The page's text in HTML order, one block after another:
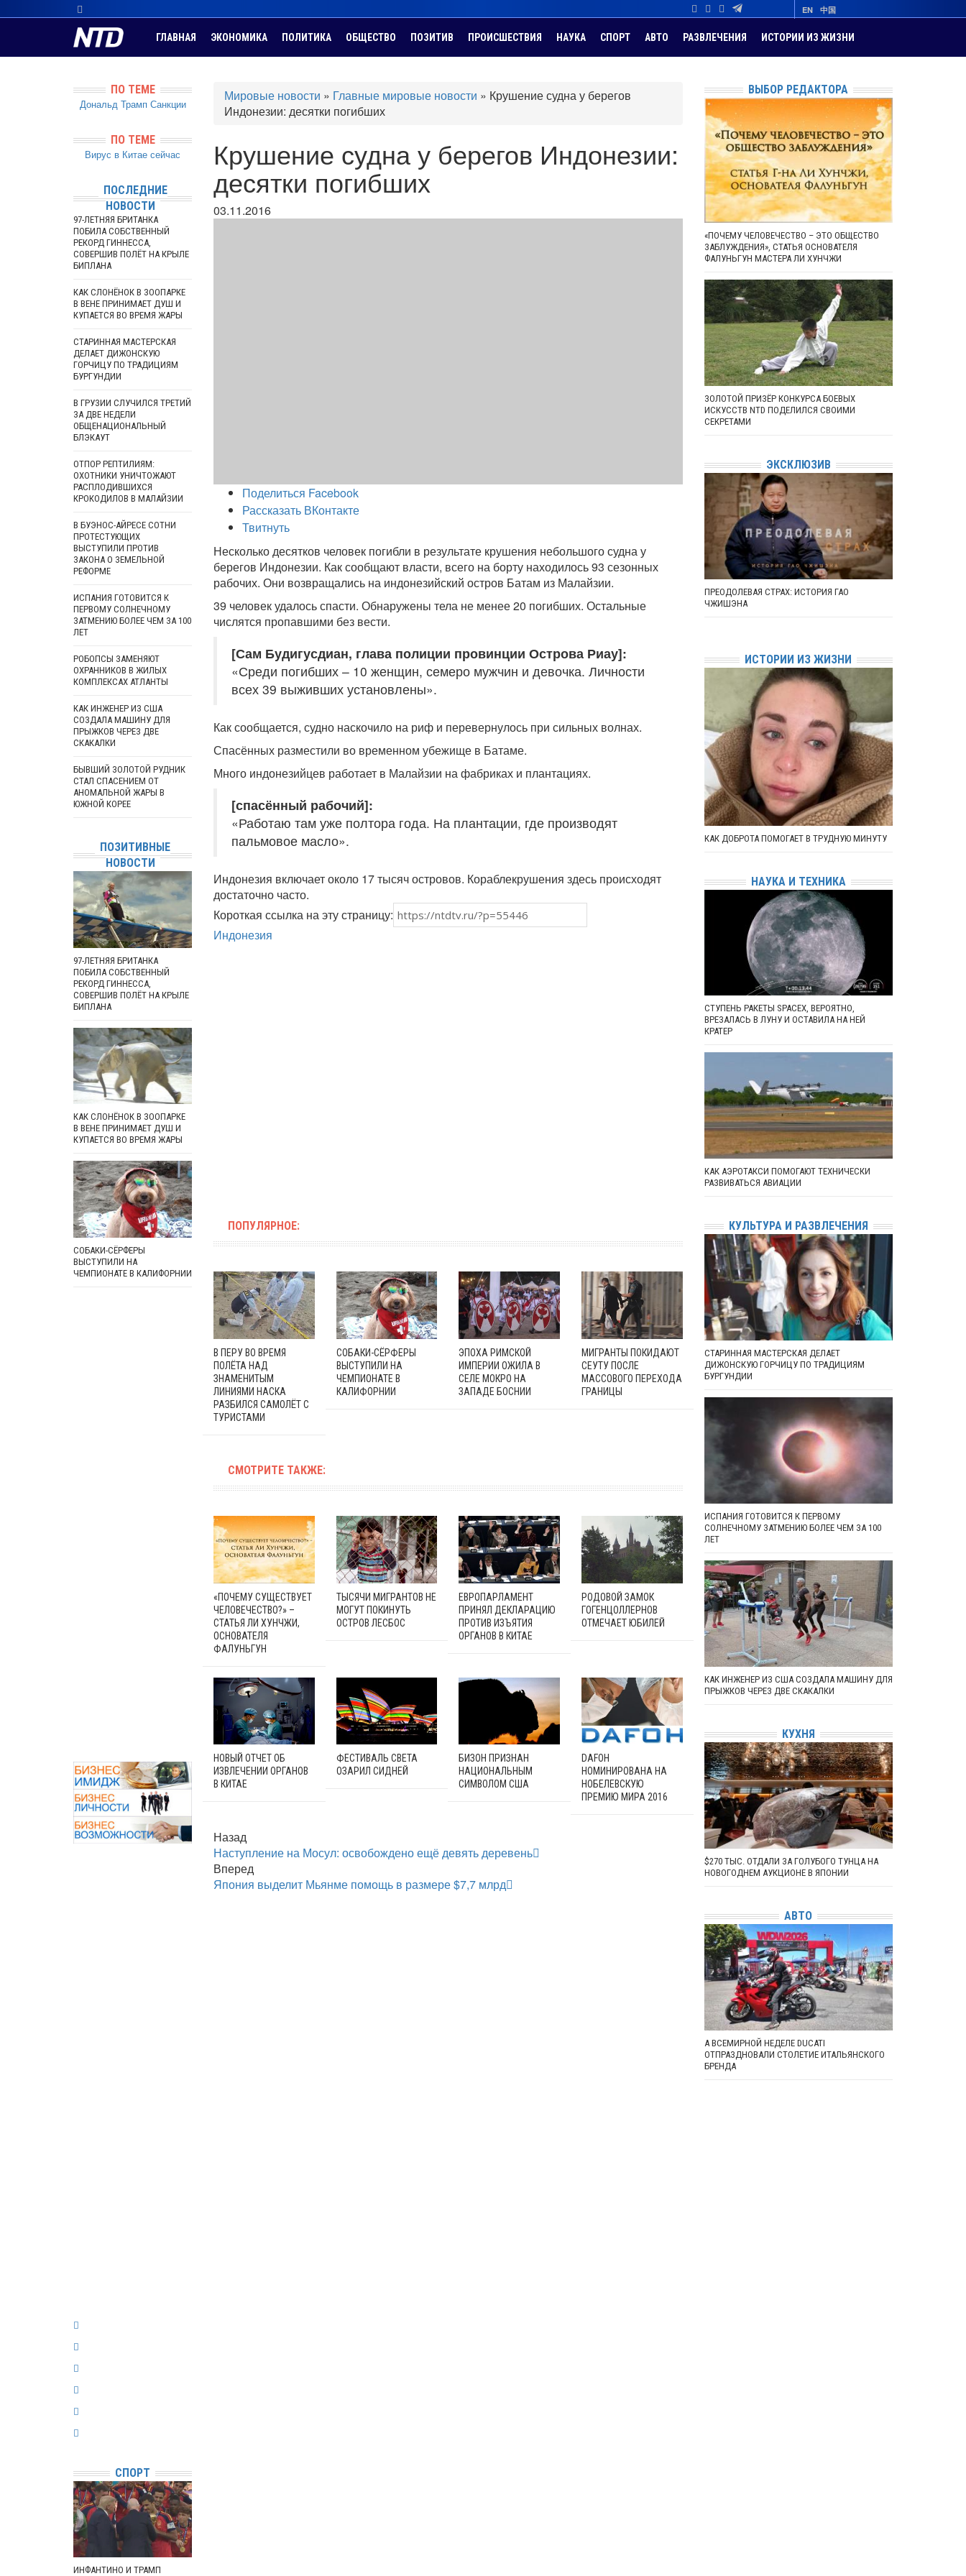
EN 中国
ГЛАВНАЯ ЭКОНОМИКА ПОЛИТИКА ОБЩЕСТВО ПОЗИТИВ ПРОИСШЕСТВИЯ НАУКА СПОРТ АВТО РАЗВЛЕЧЕНИЯ ИСТОРИИ ИЗ ЖИЗНИ
Мировые новости » Главные мировые новости » Крушение судна у берегов
Индонезии: десятки погибших
Крушение судна у берегов Индонезии:
десятки погибших
03.11.2016
Поделиться Facebook
Рассказать ВКонтакте
Твитнуть
Несколько десятков человек погибли в результате крушения небольшого судна у
берегов Индонезии. Как сообщают власти, всего на борту находилось 93 сезонных
рабочих. Они возвращались на индонезийский остров Батам из Малайзии.
39 человек удалось спасти. Обнаружены тела не менее 20 погибших. Остальные
числятся пропавшими без вести.
[Сам Будигусдиан, глава полиции провинции Острова Риау]:
«Среди погибших – 10 женщин, семеро мужчин и девочка. Личности
всех 39 выживших установлены».
Как сообщается, судно наскочило на риф и перевернулось при сильных волнах.
Спасённых разместили во временном убежище в Батаме.
Много индонезийцев работает в Малайзии на фабриках и плантациях.
[спасённый рабочий]:
«Работаю там уже полтора года. На плантации, где производят
пальмовое масло».
Индонезия включает около 17 тысяч островов. Кораблекрушения здесь происходят
достаточно часто.
Короткая ссылка на эту страницу:
Индонезия
ПОПУЛЯРНОЕ:
В ПЕРУ ВО ВРЕМЯ
ПОЛЁТА НАД
ЗНАМЕНИТЫМ
ЛИНИЯМИ НАСКА
РАЗБИЛСЯ САМОЛЁТ С
ТУРИСТАМИ
СОБАКИ-СЁРФЕРЫ
ВЫСТУПИЛИ НА
ЧЕМПИОНАТЕ В
КАЛИФОРНИИ
ЭПОХА РИМСКОЙ
ИМПЕРИИ ОЖИЛА В
СЕЛЕ МОКРО НА
ЗАПАДЕ БОСНИИ
МИГРАНТЫ ПОКИДАЮТ
СЕУТУ ПОСЛЕ
МАССОВОГО ПЕРЕХОДА
ГРАНИЦЫ
СМОТРИТЕ ТАКЖЕ:
«ПОЧЕМУ СУЩЕСТВУЕТ
ЧЕЛОВЕЧЕСТВО?» –
СТАТЬЯ ЛИ ХУНЧЖИ,
ОСНОВАТЕЛЯ
ФАЛУНЬГУН
ТЫСЯЧИ МИГРАНТОВ НЕ
МОГУТ ПОКИНУТЬ
ОСТРОВ ЛЕСБОС
ЕВРОПАРЛАМЕНТ
ПРИНЯЛ ДЕКЛАРАЦИЮ
ПРОТИВ ИЗЪЯТИЯ
ОРГАНОВ В КИТАЕ
РОДОВОЙ ЗАМОК
ГОГЕНЦОЛЛЕРНОВ
ОТМЕЧАЕТ ЮБИЛЕЙ
НОВЫЙ ОТЧЕТ ОБ
ИЗВЛЕЧЕНИИ ОРГАНОВ
В КИТАЕ
ФЕСТИВАЛЬ СВЕТА
ОЗАРИЛ СИДНЕЙ
БИЗОН ПРИЗНАН
НАЦИОНАЛЬНЫМ
СИМВОЛОМ США
DAFOH
НОМИНИРОВАНА НА
НОБЕЛЕВСКУЮ
ПРЕМИЮ МИРА 2016
Назад
Наступление на Мосул: освобождено ещё девять деревень
Вперед
Япония выделит Мьянме помощь в размере $7,7 млрд
ПО ТЕМЕ
Дональд Трамп Санкции
ПО ТЕМЕ
Вирус в Китае сейчас
ПОСЛЕДНИЕ
НОВОСТИ
97-ЛЕТНЯЯ БРИТАНКА
ПОБИЛА СОБСТВЕННЫЙ
РЕКОРД ГИННЕССА,
СОВЕРШИВ ПОЛЁТ НА КРЫЛЕ
БИПЛАНА
КАК СЛОНЁНОК В ЗООПАРКЕ
В ВЕНЕ ПРИНИМАЕТ ДУШ И
КУПАЕТСЯ ВО ВРЕМЯ ЖАРЫ
СТАРИННАЯ МАСТЕРСКАЯ
ДЕЛАЕТ ДИЖОНСКУЮ
ГОРЧИЦУ ПО ТРАДИЦИЯМ
БУРГУНДИИ
В ГРУЗИИ СЛУЧИЛСЯ ТРЕТИЙ
ЗА ДВЕ НЕДЕЛИ
ОБЩЕНАЦИОНАЛЬНЫЙ
БЛЭКАУТ
ОТПОР РЕПТИЛИЯМ:
ОХОТНИКИ УНИЧТОЖАЮТ
РАСПЛОДИВШИХСЯ
КРОКОДИЛОВ В МАЛАЙЗИИ
В БУЭНОС-АЙРЕСЕ СОТНИ
ПРОТЕСТУЮЩИХ
ВЫСТУПИЛИ ПРОТИВ
ЗАКОНА О ЗЕМЕЛЬНОЙ
РЕФОРМЕ
ИСПАНИЯ ГОТОВИТСЯ К
ПЕРВОМУ СОЛНЕЧНОМУ
ЗАТМЕНИЮ БОЛЕЕ ЧЕМ ЗА 100
ЛЕТ
РОБОПСЫ ЗАМЕНЯЮТ
ОХРАННИКОВ В ЖИЛЫХ
КОМПЛЕКСАХ АТЛАНТЫ
КАК ИНЖЕНЕР ИЗ США
СОЗДАЛА МАШИНУ ДЛЯ
ПРЫЖКОВ ЧЕРЕЗ ДВЕ
СКАКАЛКИ
БЫВШИЙ ЗОЛОТОЙ РУДНИК
СТАЛ СПАСЕНИЕМ ОТ
АНОМАЛЬНОЙ ЖАРЫ В
ЮЖНОЙ КОРЕЕ
ПОЗИТИВНЫЕ
НОВОСТИ
97-ЛЕТНЯЯ БРИТАНКА
ПОБИЛА СОБСТВЕННЫЙ
РЕКОРД ГИННЕССА,
СОВЕРШИВ ПОЛЁТ НА КРЫЛЕ
БИПЛАНА
КАК СЛОНЁНОК В ЗООПАРКЕ
В ВЕНЕ ПРИНИМАЕТ ДУШ И
КУПАЕТСЯ ВО ВРЕМЯ ЖАРЫ
СОБАКИ-СЁРФЕРЫ
ВЫСТУПИЛИ НА
ЧЕМПИОНАТЕ В КАЛИФОРНИИ
СПОРТ
ИНФАНТИНО И ТРАМП
ВЫБОР РЕДАКТОРА
«ПОЧЕМУ ЧЕЛОВЕЧЕСТВО – ЭТО ОБЩЕСТВО
ЗАБЛУЖДЕНИЯ», СТАТЬЯ ОСНОВАТЕЛЯ
ФАЛУНЬГУН МАСТЕРА ЛИ ХУНЧЖИ
ЗОЛОТОЙ ПРИЗЁР КОНКУРСА БОЕВЫХ
ИСКУССТВ NTD ПОДЕЛИЛСЯ СВОИМИ
СЕКРЕТАМИ
ЭКСКЛЮЗИВ
ПРЕОДОЛЕВАЯ СТРАХ: ИСТОРИЯ ГАО
ЧЖИШЭНА
ИСТОРИИ ИЗ ЖИЗНИ
КАК ДОБРОТА ПОМОГАЕТ В ТРУДНУЮ МИНУТУ
НАУКА И ТЕХНИКА
СТУПЕНЬ РАКЕТЫ SPACEX, ВЕРОЯТНО,
ВРЕЗАЛАСЬ В ЛУНУ И ОСТАВИЛА НА НЕЙ
КРАТЕР
КАК АЭРОТАКСИ ПОМОГАЮТ ТЕХНИЧЕСКИ
РАЗВИВАТЬСЯ АВИАЦИИ
КУЛЬТУРА И РАЗВЛЕЧЕНИЯ
СТАРИННАЯ МАСТЕРСКАЯ ДЕЛАЕТ
ДИЖОНСКУЮ ГОРЧИЦУ ПО ТРАДИЦИЯМ
БУРГУНДИИ
ИСПАНИЯ ГОТОВИТСЯ К ПЕРВОМУ
СОЛНЕЧНОМУ ЗАТМЕНИЮ БОЛЕЕ ЧЕМ ЗА 100
ЛЕТ
КАК ИНЖЕНЕР ИЗ США СОЗДАЛА МАШИНУ ДЛЯ
ПРЫЖКОВ ЧЕРЕЗ ДВЕ СКАКАЛКИ
КУХНЯ
$270 ТЫС. ОТДАЛИ ЗА ГОЛУБОГО ТУНЦА НА
НОВОГОДНЕМ АУКЦИОНЕ В ЯПОНИИ
АВТО
А ВСЕМИРНОЙ НЕДЕЛЕ DUCATI
ОТПРАЗДНОВАЛИ СТОЛЕТИЕ ИТАЛЬЯНСКОГО
БРЕНДА